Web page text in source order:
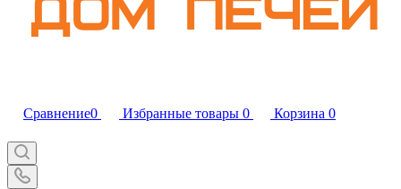
Сравнение0 Избранные товары 0 Корзина 0